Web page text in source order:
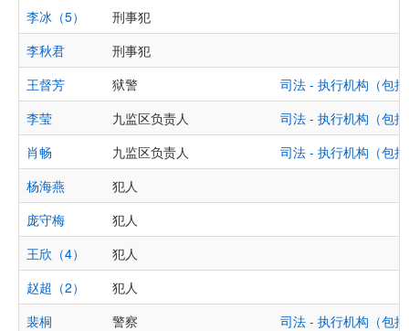
李冰（5）
刑事犯
李秋君
刑事犯
王督芳
狱警
司法 - 执行机构（包
李莹
九监区负责人
司法 - 执行机构（包
肖畅
九监区负责人
司法 - 执行机构（包
杨海燕
犯人
庞守梅
犯人
王欣（4）
犯人
赵超（2）
犯人
裴桐
警察
司法 - 执行机构（包